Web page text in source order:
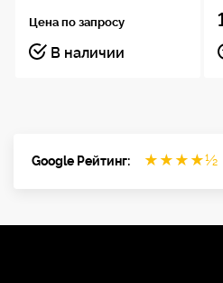
возможность
(пультом не
(ножки в комплекте).
Цена по запросу
В наличии
Google Рейтинг: ★ ★ ★ ★½